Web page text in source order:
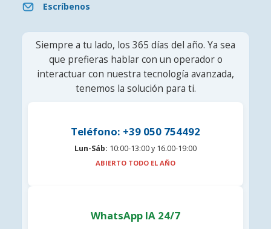
Escríbenos
Siempre a tu lado, los 365 días del año. Ya sea
que prefieras hablar con un operador o
interactuar con nuestra tecnología avanzada,
tenemos la solución para ti.
Teléfono: +39 050 754492
Lun-Sáb: 10:00-13:00 y 16.00-19:00
ABIERTO TODO EL AÑO
WhatsApp IA 24/7